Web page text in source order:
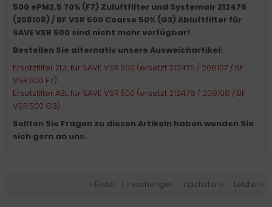
500 ePM2.5 70% (F7) Zuluftfilter und Systemair 212476
(208108) / BF VSR 500 Coarse 50% (G3) Abluftfilter für
SAVE VSR 500 sind nicht mehr verfügbar!
Bestellen Sie alternativ unsere Ausweichartikel:
Ersatzfilter ZUL für SAVE VSR 500 (ersetzt 212475 / 208107 / BF
VSR 500 F7)
Ersatzfilter ABL für SAVE VSR 500 (ersetzt 212476 / 208108 / BF
VSR 500 G3)
Sollten Sie Fragen zu diesen Artikeln haben wenden Sie
sich gern an uns.
« Erster « vorheriger nächster » Letzter »